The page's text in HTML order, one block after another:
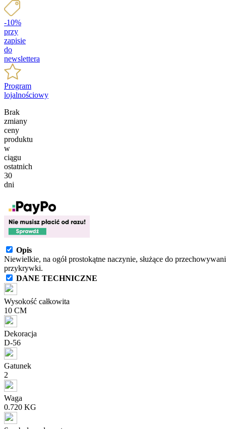
-10%
przy
zapisie
do
newslettera
Program
lojalnościowy
Brak
zmiany
ceny
produktu
w
ciągu
ostatnich
30
dni
Opis
Niewielkie, na ogół prostokątne naczynie, służące do
przykrywki.
DANE TECHNICZNE
Wysokość całkowita
10 CM
Dekoracja
D-56
Gatunek
2
Waga
0.720 KG